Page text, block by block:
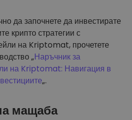
да започнете да инвестирате
крипто стратегии с
на Kriptomat, прочетете
„Наръчник за
на Kriptomat: Навигация в
„.
мащаба